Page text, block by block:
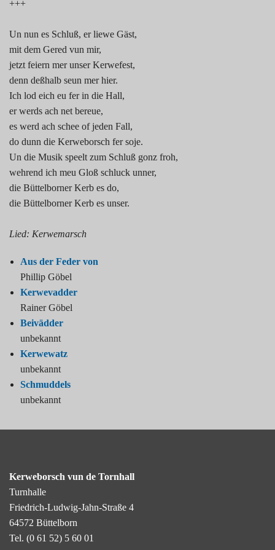
+++
Un nun es Schluß, er liewe Gäst,
mit dem Gered vun mir,
jetzt feiern mer unser Kerwefest,
denn deßhalb seun mer hier.
Ich lod eich eu fer in die Hall,
er werds ach net bereue,
es werd ach schee of jeden Fall,
do dunn die Kerweborsch fer soje.
Un die Musik speelt zum Schluß gonz froh,
wehrend ich meu Gloß schluck unner,
die Büttelborner Kerb es do,
die Büttelborner Kerb es unser.
Lied: Kerwemarsch
Aus der Feder von
Phillip Göbel
Kerwevadder
Rainer Göbel
Beivädder
unbekannt
Kerwewatz
unbekannt
Schmuddels
unbekannt
Kerweborsch vun de Tornhall
Turnhalle
Friedrich-Ludwig-Jahn-Straße 4
64572 Büttelborn
Tel. (0 61 52) 5 60 01